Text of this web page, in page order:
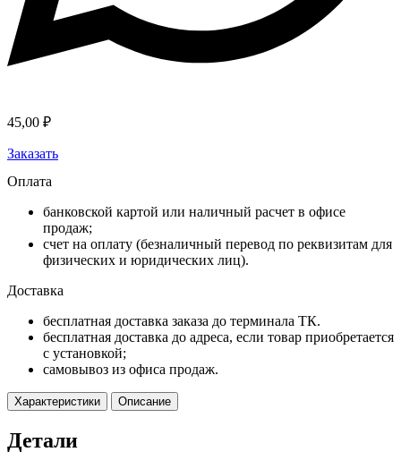
45,00 ₽
Заказать
Оплата
банковской картой или наличный расчет в офисе
продаж;
счет на оплату (безналичный перевод по реквизитам для
физических и юридических лиц).
Доставка
бесплатная доставка заказа до терминала ТК.
бесплатная доставка до адреса, если товар приобретается
с установкой;
самовывоз из офиса продаж.
Характеристики Описание
Детали